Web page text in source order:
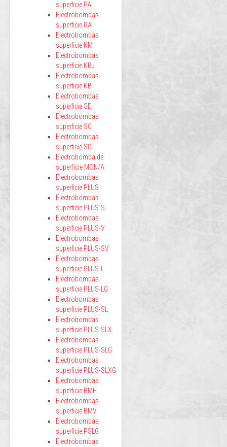
superficie PA
Electrobombas
superficie RA
Electrobombas
superficie KM
Electrobombas
superficie KBJ
Electrobombas
superficie KB
Electrobombas
superficie SE
Electrobombas
superficie SC
Electrobombas
superficie SD
Electrobomba de
superfície MON/A
Electrobombas
superficie PLUS
Electrobombas
superficie PLUS-S
Electrobombas
superficie PLUS-V
Electrobombas
superficie PLUS-SV
Electrobombas
superficie PLUS-L
Electrobombas
superficie PLUS-LG
Electrobombas
superficie PLUS-SL
Electrobombas
superficie PLUS-SLX
Electrobombas
superficie PLUS-SLG
Electrobombas
superficie PLUS-SLXG
Electrobombas
superficie BMH
Electrobombas
superficie BMV
Electrobombas
superficie PSLG
Electrobombas